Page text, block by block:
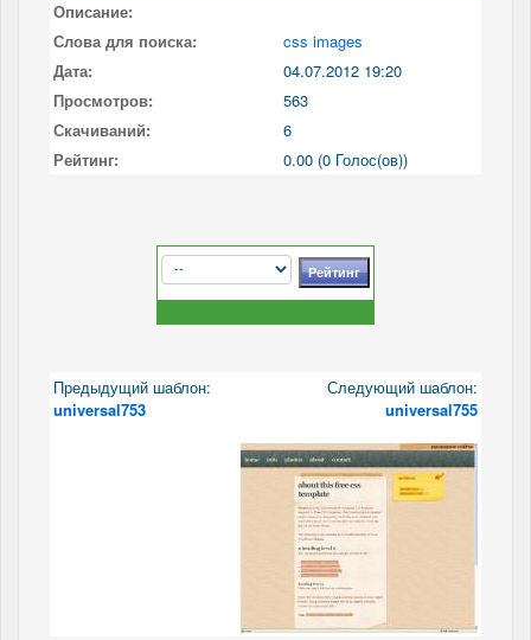
Описание:
Слова для поиска:
css images
Дата:
04.07.2012 19:20
Просмотров:
563
Скачиваний:
6
Рейтинг:
0.00 (0 Голос(ов))
Предыдущий шаблон:
universal753
Следующий шаблон:
universal755